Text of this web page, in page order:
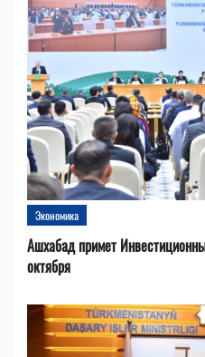
Экономика
Ашхабад примет
октября